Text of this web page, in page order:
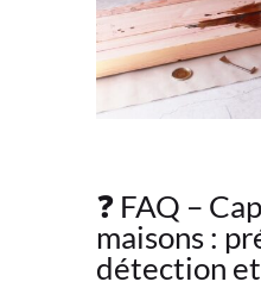
❓ FAQ –
maisons :
détection